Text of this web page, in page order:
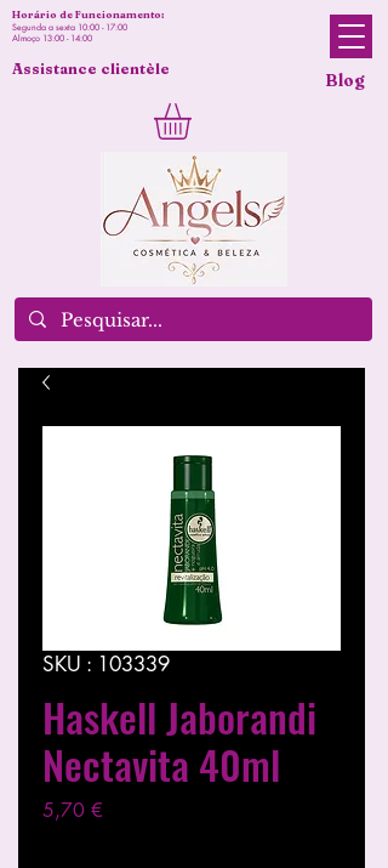
Blog
Horário de Funcionamento:
Segunda a sexta 10:00 - 17:00
Almoço 13:00 - 14:00
Assistance clientèle
SKU : 103339
Haskell Jaborandi
Nectavita 40ml
5,70 €